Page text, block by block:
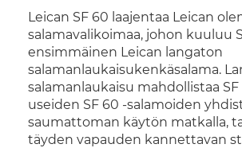
Leican SF 60 laajentaa Leican
salamavalikoimaa, johon kuuluu
ensimmäinen Leican langaton
salamanlaukaisukenkäsalama.
salamanlaukaisu mahdollistaa SF
useiden SF 60 -salamoiden
saumattoman käytön matkalla,
täyden vapauden kannettavan